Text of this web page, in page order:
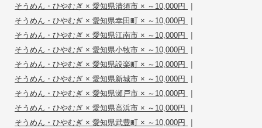
そうめん・ひやむぎ × 愛知県清須市 × ～10,000円 |
そうめん・ひやむぎ × 愛知県幸田町 × ～10,000円 |
そうめん・ひやむぎ × 愛知県江南市 × ～10,000円 |
そうめん・ひやむぎ × 愛知県小牧市 × ～10,000円 |
そうめん・ひやむぎ × 愛知県設楽町 × ～10,000円 |
そうめん・ひやむぎ × 愛知県新城市 × ～10,000円 |
そうめん・ひやむぎ × 愛知県瀬戸市 × ～10,000円 |
そうめん・ひやむぎ × 愛知県高浜市 × ～10,000円 |
そうめん・ひやむぎ × 愛知県武豊町 × ～10,000円 |